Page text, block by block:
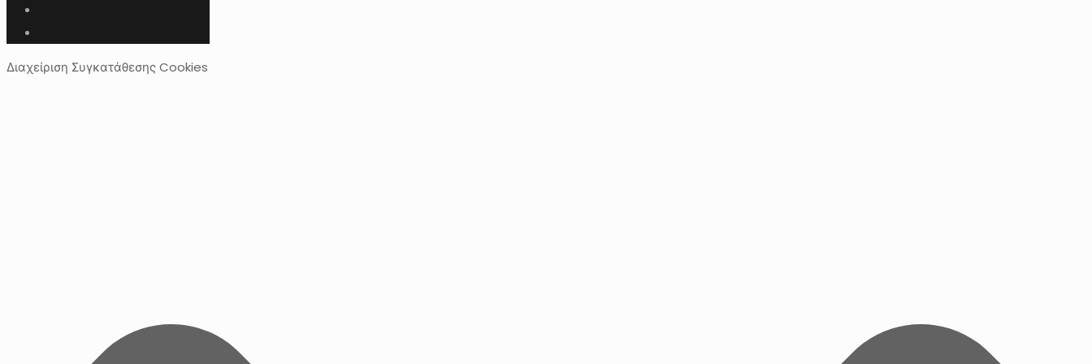
Διαχείριση Συγκατάθεσης Cookies